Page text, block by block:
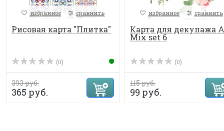
избранное сравнить
Рисовая карта "Плитка"
(0)
393 руб.
365 руб.
избранное сравнить
Карта для декупажа
Mix set 6
(0)
115 руб.
99 руб.